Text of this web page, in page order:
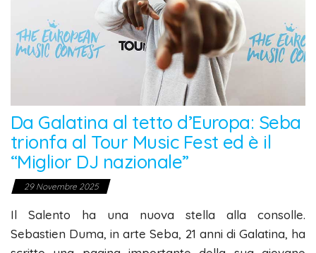
Da Galatina al tetto d’Europa: Seba
trionfa al Tour Music Fest ed è il
“Miglior DJ nazionale”
29 Novembre 2025
Il Salento ha una nuova stella alla consolle.
Sebastien Duma, in arte Seba, 21 anni di Galatina, ha